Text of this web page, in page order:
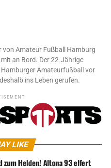
Amateur Fußball Hamburg
an Bord. Der 22-Jährige
Amateurfußball vor
ins Leben gerufen.
LIKE
zum Helden! Altona 93 elfert